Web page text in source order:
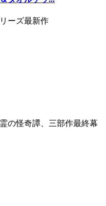
ーズ最新作
の怪奇譚、三部作最終幕